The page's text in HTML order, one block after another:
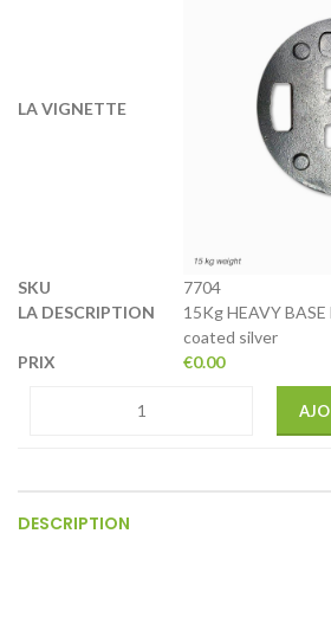
7704
15Kg HEAVY
coated silver
€0.00
DESCRIPTION